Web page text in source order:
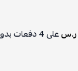
على4دفعات